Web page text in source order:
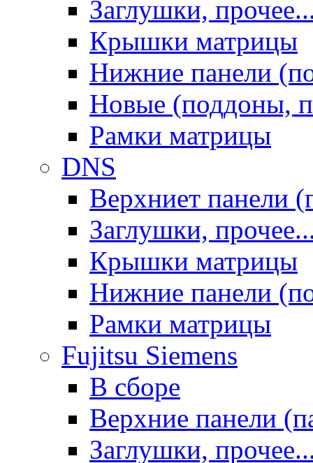
Заглушки,
Крышки матрицы
Нижние панели
Новые (поддоны,
Рамки матрицы
DNS
Верхниет панели
Заглушки,
Крышки матрицы
Нижние панели
Рамки матрицы
Fujitsu Siemens
В сборе
Верхние панели
Заглушки,